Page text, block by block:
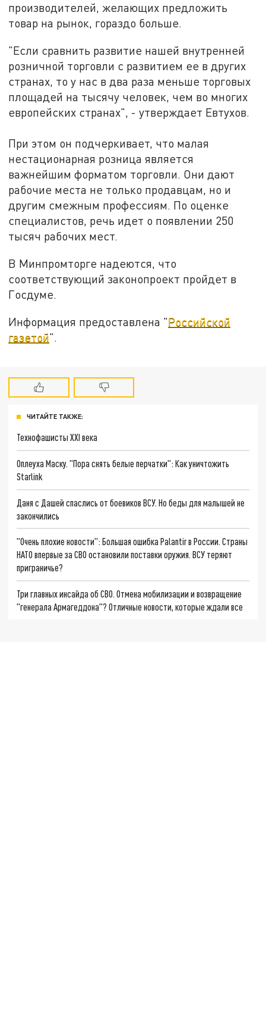
производителей, желающих предложить
товар на рынок, гораздо больше.
"Если сравнить развитие нашей внутренней
розничной торговли с развитием ее в других
странах, то у нас в два раза меньше торговых
площадей на тысячу человек, чем во многих
европейских странах", - утверждает Евтухов.
При этом он подчеркивает, что малая
нестационарная розница является
важнейшим форматом торговли. Они дают
рабочие места не только продавцам, но и
другим смежным профессиям. По оценке
специалистов, речь идет о появлении 250
тысяч рабочих мест.
В Минпромторге надеются, что
соответствующий законопроект пройдет в
Госдуме.
Информация предоставлена "Российской
газетой".
ЧИТАЙТЕ ТАКЖЕ:
Технофашисты XXI века
Оплеуха Маску. "Пора снять белые перчатки": Как уничтожить
Starlink
Даня с Дашей спаслись от боевиков ВСУ. Но беды для малышей не
закончились
"Очень плохие новости": Большая ошибка Palantir в России. Страны
НАТО впервые за СВО остановили поставки оружия. ВСУ теряют
приграничье?
Три главных инсайда об СВО. Отмена мобилизации и возвращение
"генерала Армагеддона"? Отличные новости, которые ждали все